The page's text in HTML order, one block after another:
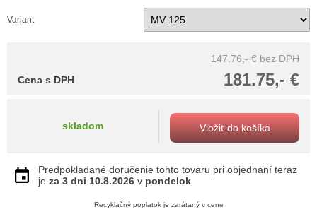
Variant
147.76,- € bez DPH
181.75,- €
Cena s DPH
skladom Vložiť do košíka
Predpokladané doručenie tohto tovaru pri objednaní teraz
je za 3 dni 10.8.2026 v pondelok
Recyklačný poplatok je zarátaný v cene